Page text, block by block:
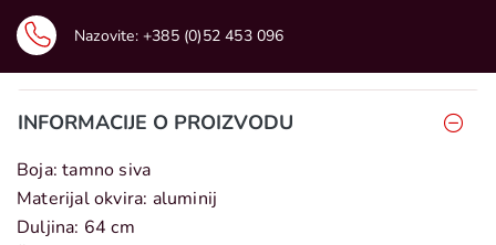
Nazovite: +385 (0)52 453 096
INFORMACIJE O PROIZVODU
Boja: tamno siva
Materijal okvira: aluminij
Duljina: 64 cm